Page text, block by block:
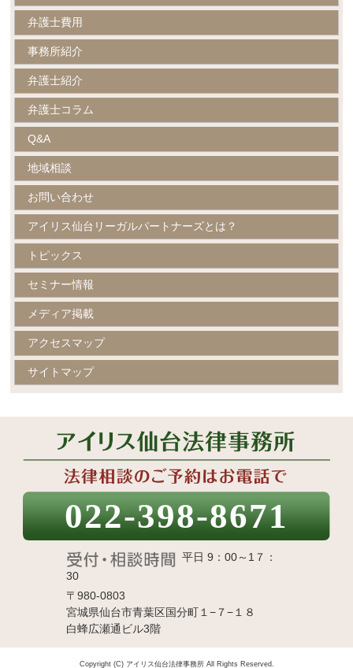
弁護士費用
事務所紹介
弁護士紹介
弁護士コラム
Q&A
地域相談
お問い合わせ
アイリス仙台リーガルパートナーズとは？
トピックス
セミナー情報
メディア掲載
アクセスマップ
サイトマップ
022-398-8671
平日 9：00～1７：
30
〒980-0803
宮城県仙台市青葉区国分町１−７−１８
白蜂広瀬通ビル3階
Copyright (C) アイリス仙台法律事務所 All Rights Reserved.